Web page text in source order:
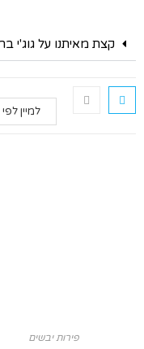
קצת מאיתנו על גוג'י
פירות יבשים